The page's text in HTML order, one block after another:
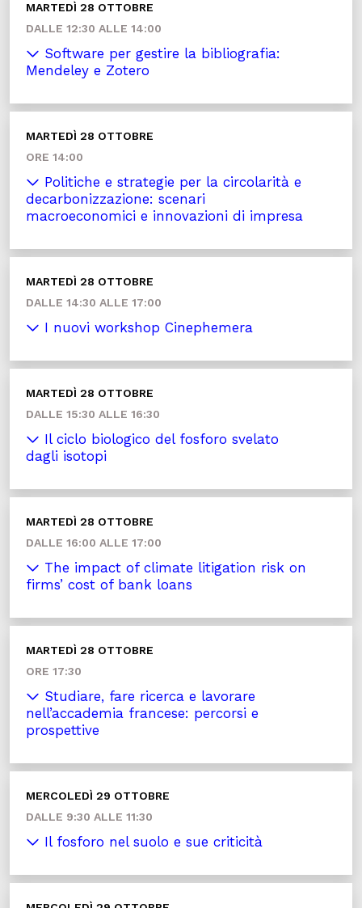
MARTEDÌ 28 OTTOBRE
DALLE 12:30 ALLE 14:00
Software per gestire la bibliografia:
Mendeley e Zotero
MARTEDÌ 28 OTTOBRE
ORE 14:00
Politiche e strategie per la circolarità e
decarbonizzazione: scenari
macroeconomici e innovazioni di impresa
MARTEDÌ 28 OTTOBRE
DALLE 14:30 ALLE 17:00
I nuovi workshop Cinephemera
MARTEDÌ 28 OTTOBRE
DALLE 15:30 ALLE 16:30
Il ciclo biologico del fosforo svelato
dagli isotopi
MARTEDÌ 28 OTTOBRE
DALLE 16:00 ALLE 17:00
The impact of climate litigation risk on
firms’ cost of bank loans
MARTEDÌ 28 OTTOBRE
ORE 17:30
Studiare, fare ricerca e lavorare
nell’accademia francese: percorsi e
prospettive
MERCOLEDÌ 29 OTTOBRE
DALLE 9:30 ALLE 11:30
Il fosforo nel suolo e sue criticità